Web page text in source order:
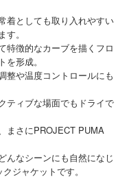
着としても取り入れやすい
。
特徴的なカーブを描くフロ
形成。
整や温度コントロールにも
ティブな場面でもドライで
まさにPROJECT PUMA
んなシーンにも自然になじ
ジャケットです。